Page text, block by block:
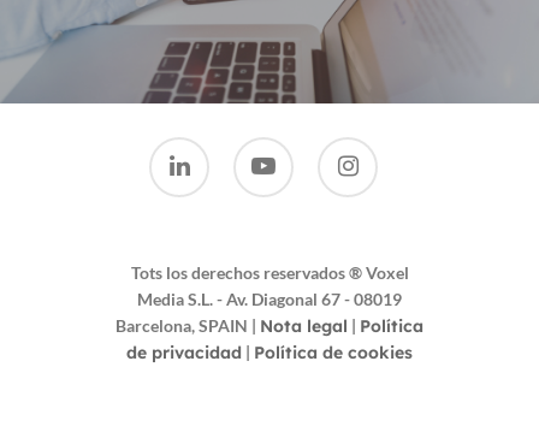
Tots los derechos reservados ® Voxel
Media S.L. - Av. Diagonal 67 - 08019
Barcelona, SPAIN | Nota legal | Política
de privacidad | Política de cookies